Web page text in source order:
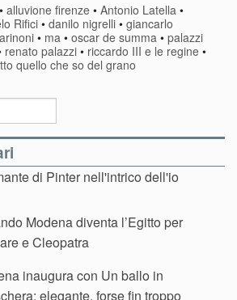
•alluvione firenze •Antonio Latella •
Rifici• danilo nigrelli • giancarlo
• ma • oscar de summa • palazzi
renato palazzi • riccardo III e le regine •
quello che so del grano
di Pinter nell'intrico dell'io
Modena diventa l’Egitto per
e Cleopatra
inaugura con Un ballo in
elegante, forse fin troppo